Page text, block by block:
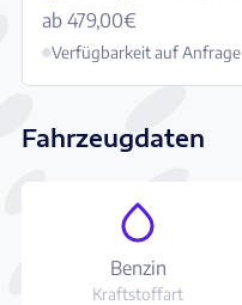
Fahrzeugdaten
Benzin
Kraftstoffart
ab 479,00€
Verfügbarkeit auf Anfrage